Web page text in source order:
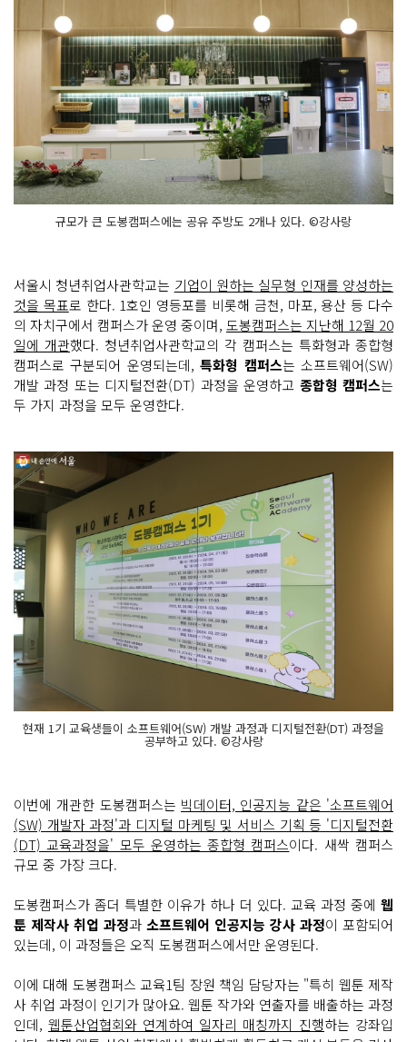
규모가 큰 도봉캠퍼스에는 공유 주방도 2개나 있다. ©강사랑
서울시 청년취업사관학교는 기업이 원하는 실무형 인재를 양성하는
것을 목표로 한다. 1호인 영등포를 비롯해 금천, 마포, 용산 등 다수
의 자치구에서 캠퍼스가 운영 중이며, 도봉캠퍼스는 지난해 12월 20
일에 개관했다. 청년취업사관학교의 각 캠퍼스는 특화형과 종합형
캠퍼스로 구분되어 운영되는데,특화형 캠퍼스는 소프트웨어(SW)
개발 과정 또는 디지털전환(DT) 과정을 운영하고 종합형 캠퍼스는
두 가지 과정을 모두 운영한다.
현재 1기 교육생들이 소프트웨어(SW) 개발 과정과 디지털전환(DT) 과정을
공부하고 있다. ©강사랑
이번에 개관한 도봉캠퍼스는 빅데이터, 인공지능 같은 '소프트웨어
(SW) 개발자 과정'과 디지털 마케팅 및 서비스 기획 등 '디지털전환
(DT) 교육과정을' 모두 운영하는 종합형 캠퍼스이다. 새싹 캠퍼스
규모 중 가장 크다.
도봉캠퍼스가 좀더 특별한 이유가 하나 더 있다. 교육 과정 중에 웹
툰 제작사 취업 과정과 소프트웨어 인공지능 강사 과정이 포함되어
있는데, 이 과정들은 오직 도봉캠퍼스에서만 운영된다.
이에 대해 도봉캠퍼스 교육1팀 장원 책임 담당자는 "특히 웹툰 제작
사 취업 과정이 인기가 많아요. 웹툰 작가와 연출자를 배출하는 과정
인데, 웹툰산업협회와 연계하여 일자리 매칭까지 진행하는 강좌입